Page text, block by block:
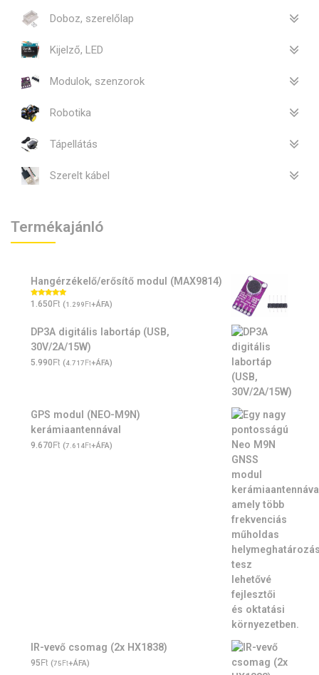
Doboz, szerelőlap
Kijelző, LED
Modulok, szenzorok
Robotika
Tápellátás
Szerelt kábel
Termékajánló
Hangérzékelő/erősítő modul (MAX9814)
Értékelés:
5.00 / 5
1.650Ft (1.299Ft+ÁFA)
DP3A digitális labortáp (USB,
30V/2A/15W)
5.990Ft (4.717Ft+ÁFA)
GPS modul (NEO-M9N)
kerámiaantennával
9.670Ft (7.614Ft+ÁFA)
IR-vevő csomag (2x HX1838)
95Ft (75Ft+ÁFA)